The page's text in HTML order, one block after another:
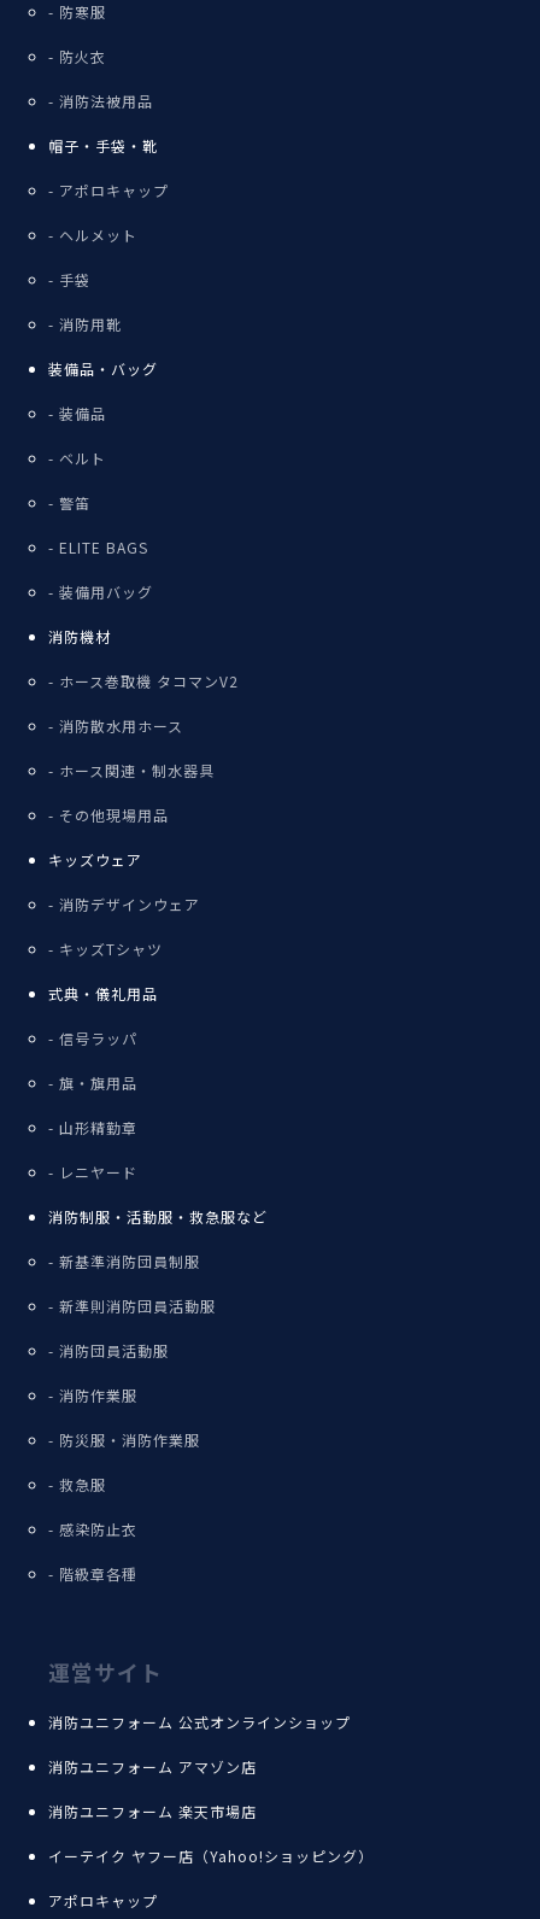
防寒服
防火衣
消防法被用品
帽子・手袋・靴
アポロキャップ
ヘルメット
手袋
消防用靴
装備品・バッグ
装備品
ベルト
警笛
ELITE BAGS
装備用バッグ
消防機材
ホース巻取機 タコマンV2
消防散水用ホース
ホース関連・制水器具
その他現場用品
キッズウェア
消防デザインウェア
キッズTシャツ
式典・儀礼用品
信号ラッパ
旗・旗用品
山形精勤章
レニヤード
消防制服・活動服・救急服など
新基準消防団員制服
新準則消防団員活動服
消防団員活動服
消防作業服
防災服・消防作業服
救急服
感染防止衣
階級章各種
運営サイト
消防ユニフォーム 公式オンラインショップ
消防ユニフォーム アマゾン店
消防ユニフォーム 楽天市場店
イーテイク ヤフー店（Yahoo!ショッピング）
アポロキャップ